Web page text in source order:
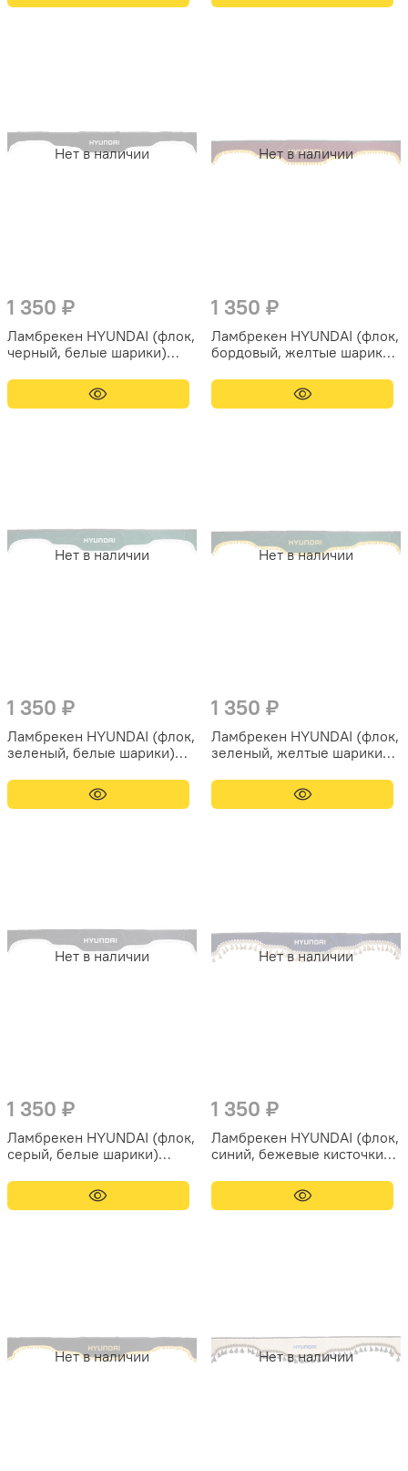
Нет в наличии
1 350 ₽
Ламбрекен HYUNDAI (флок,
черный, белые шарики)
Нет в наличии
1 350 ₽
Ламбрекен HYUNDAI (флок,
бордовый, желтые шарики)
Нет в наличии
1 350 ₽
Ламбрекен HYUNDAI (флок,
зеленый, белые шарики)
Нет в наличии
1 350 ₽
Ламбрекен HYUNDAI (флок,
зеленый, желтые шарики)
Нет в наличии
1 350 ₽
Ламбрекен HYUNDAI (флок,
серый, белые шарики)
Нет в наличии
1 350 ₽
Ламбрекен HYUNDAI (флок,
синий, бежевые кисточки)
Нет в наличии Нет в наличии